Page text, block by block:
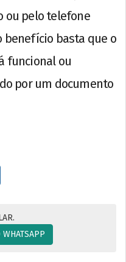
ou pelo telefone
benefício basta que o
funcional ou
por um documento